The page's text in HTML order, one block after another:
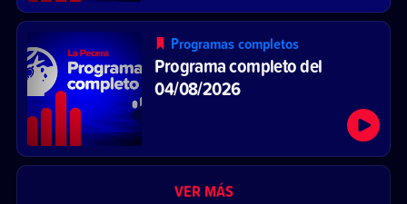
Programas completos
Programa completo del
04/08/2026
VER MÁS